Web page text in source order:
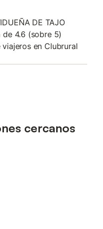
DE TAJO
4.6 (sobre 5)
en Clubrural
cercanos